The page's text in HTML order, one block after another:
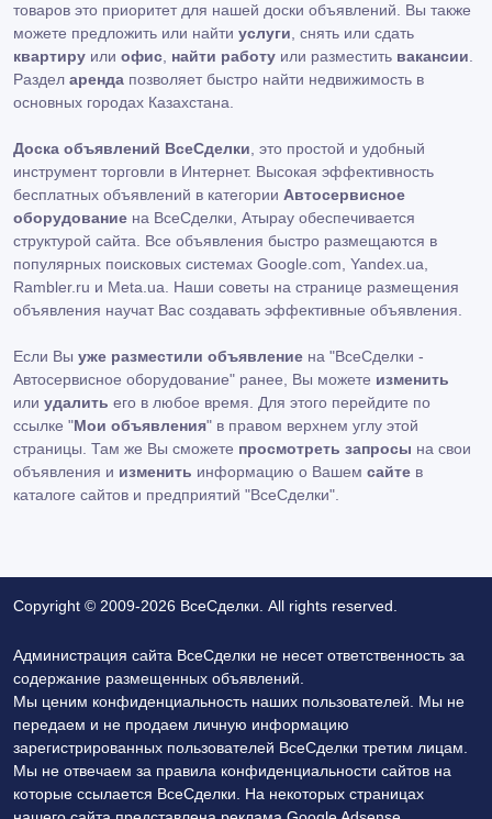
товаров это приоритет для нашей доски объявлений. Вы также
можете предложить или найти услуги , снять или сдать
квартиру или офис найти работу или разместить вакансии
Раздел аренда позволяет быстро найти недвижимость в
основных городах Казахстана.
Доска объявлений ВсеСделки , это простой и удобный
инструмент торговли в Интернет. Высокая эффективность
бесплатных объявлений в категории Автосервисное
оборудование на ВсеСделки, Атырау обеспечивается
структурой сайта. Все объявления быстро размещаются в
популярных поисковых системах Google.com, Yandex.ua,
Rambler.ru и Meta.ua. Наши советы на странице размещения
объявления научат Вас создавать эффективные объявления.
Если Вы уже разместили объявление на "ВсеСделки -
Автосервисное оборудование" ранее, Вы можете изменить
или удалить его в любое время. Для этого перейдите по
ссылке "Мои объявления" в правом верхнем углу этой
страницы. Там же Вы сможете просмотреть запросы на свои
объявления и изменить информацию о Вашем сайте в
каталоге сайтов и предприятий "ВсеСделки".
Copyright © 2009-2026 ВсеСделки. All rights reserved.
Администрация сайта ВсеСделки не несет ответственность за
содержание размещенных объявлений.
Мы ценим конфиденциальность наших пользователей. Мы не
передаем и не продаем личную информацию
зарегистрированных пользователей ВсеСделки третим лицам.
Мы не отвечаем за правила конфиденциальности сайтов на
которые ссылается ВсеСделки. На некоторых страницах